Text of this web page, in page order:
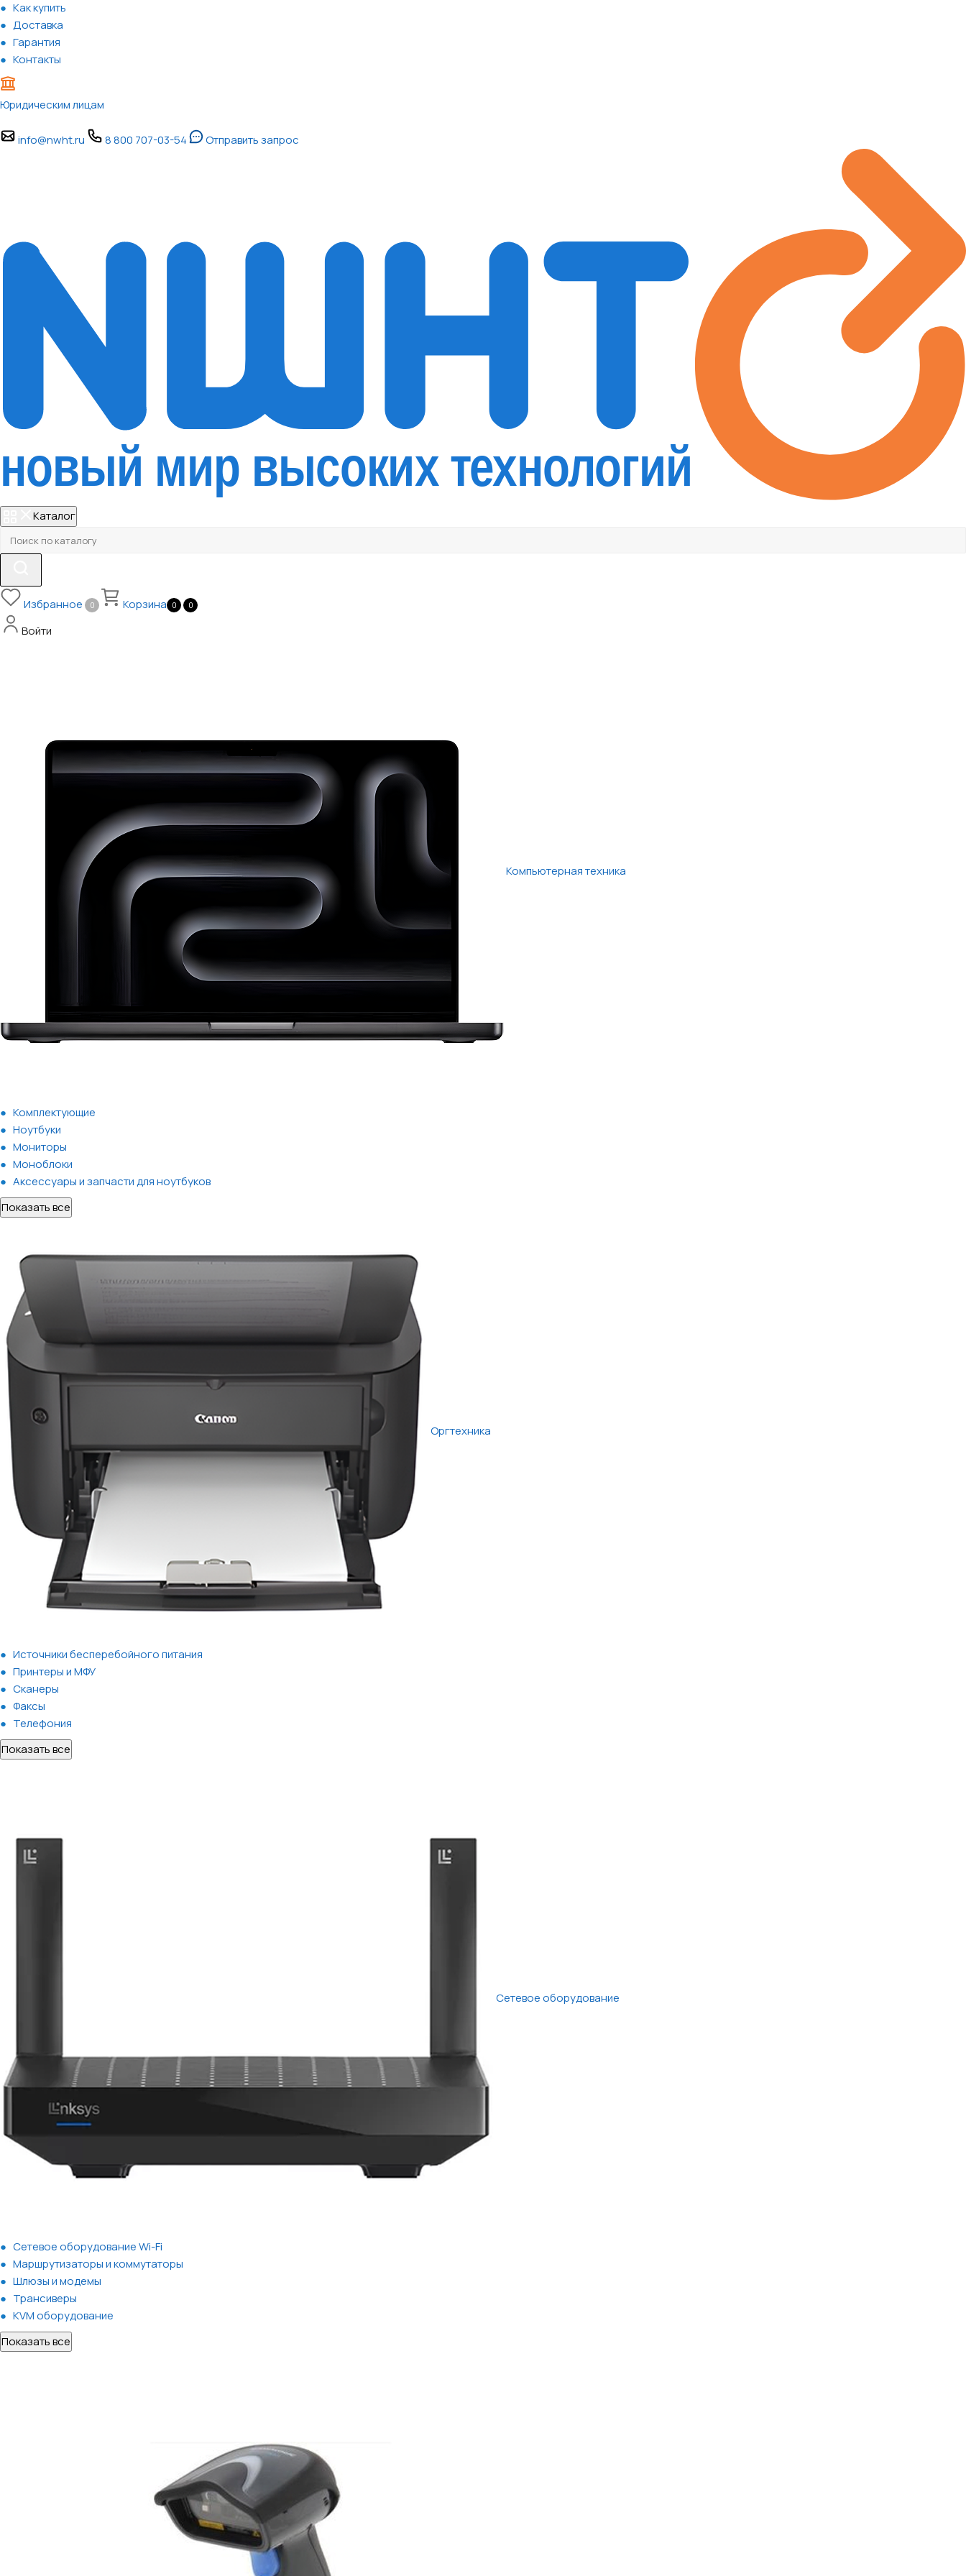
Как купить
Доставка
Гарантия
Контакты
Юридическим лицам
info@nwht.ru 8 800 707-03-54 Отправить запрос
Каталог
Избранное 0 Корзина 0 0
Войти
Компьютерная техника
Комплектующие
Ноутбуки
Мониторы
Моноблоки
Аксессуары и запчасти для ноутбуков
Показать все
Оргтехника
Источники бесперебойного питания
Принтеры и МФУ
Сканеры
Факсы
Телефония
Показать все
Сетевое оборудование
Сетевое оборудование Wi-Fi
Маршрутизаторы и коммутаторы
Шлюзы и модемы
Трансиверы
KVM оборудование
Показать все